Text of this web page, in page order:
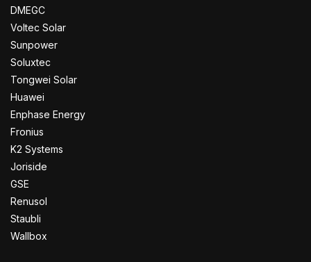
DMEGC
Voltec Solar
Sunpower
Soluxtec
Tongwei Solar
Huawei
Enphase Energy
Fronius
K2 Systems
Joriside
GSE
Renusol
Staubli
Wallbox